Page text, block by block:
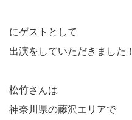
にゲストとして
出演をしていただきました！
松竹さんは
神奈川県の藤沢エリアで